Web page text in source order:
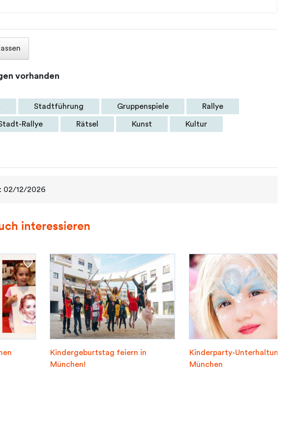
vorhanden
Stadtführung Gruppenspiele Rallye
Rallye Rätsel Kunst Kultur
02/12/2026
interessieren
Kindergeburtstag feiern in
München!
Kinderparty-Unterhaltung in
München